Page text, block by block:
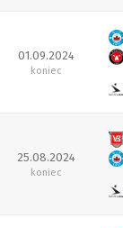
01.09.2024
koniec
25.08.2024
koniec